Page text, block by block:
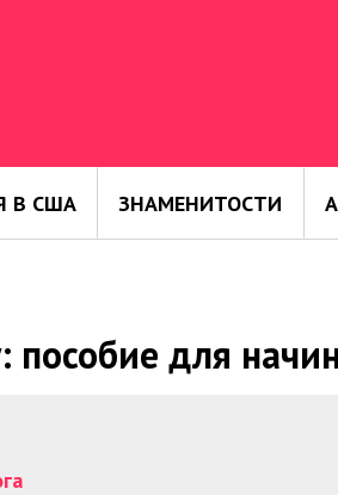
В США ЗНАМЕНИТОСТИ
пособие для